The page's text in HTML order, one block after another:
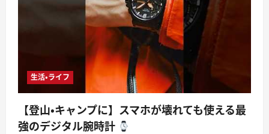
生活・ライフ
【登山・キャンプに】スマホが壊れても使える最
強のデジタル腕時計